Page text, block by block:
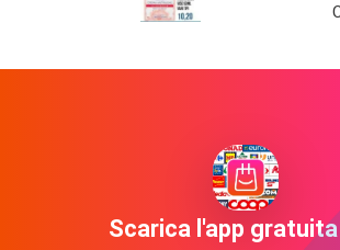
Scarica l'app